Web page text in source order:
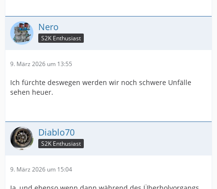
Nero
S2K Enthusiast
9. März 2026 um 13:55
Ich fürchte deswegen werden wir noch schwere Unfälle
sehen heuer.
Diablo70
S2K Enthusiast
9. März 2026 um 15:04